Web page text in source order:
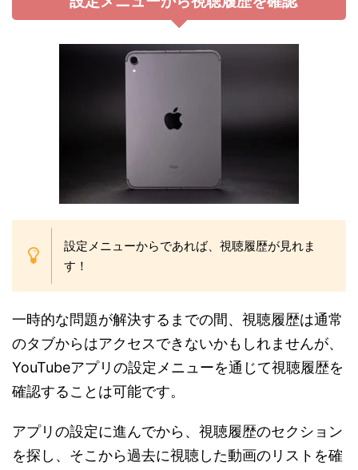
設定メニューからであれば、視聴履歴が見れま
す！
一時的な問題が解決するまでの間、視聴履歴は通常
のタブからはアクセスできないかもしれませんが、
YouTubeアプリの設定メニューを通じて視聴履歴を
確認することは可能です。
アプリの設定に進んでから、視聴履歴のセクション
を探し、そこから過去に視聴した動画のリストを確